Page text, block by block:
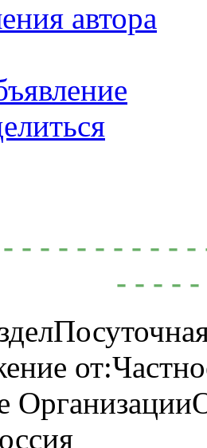
автора
- - - - - - - - -
- - - -
от:
Организации